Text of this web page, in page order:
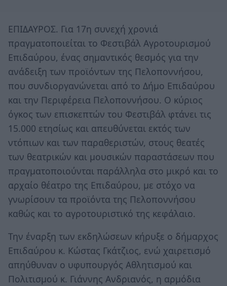
ΕΠΙΔΑΥΡΟΣ. Για 17η συνεχή χρονιά
πραγματοποιείται το Φεστιβάλ Αγροτουρισμού
Επιδαύρου, ένας σημαντικός θεσμός για την
ανάδειξη των προϊόντων της Πελοποννήσου,
που συνδιοργανώνεται από το Δήμο Επιδαύρου
και την Περιφέρεια Πελοποννήσου. Ο κύριος
όγκος των επισκεπτών του Φεστιβάλ φτάνει τις
15.000 ετησίως και απευθύνεται εκτός των
ντόπιων και των παραθεριστών, στους θεατές
των θεατρικών και μουσικών παραστάσεων που
πραγματοποιούνται παράλληλα στο μικρό και το
αρχαίο θέατρο της Επιδαύρου, με στόχο να
γνωρίσουν τα προϊόντα της Πελοποννήσου
καθώς και το αγροτουριστικό της κεφάλαιο.
Την έναρξη των εκδηλώσεων κήρυξε ο δήμαρχος
Επιδαύρου κ. Κώστας Γκάτζιος, ενώ χαιρετισμό
απηύθυναν ο υφυπουργός Αθλητισμού και
Πολιτισμού κ. Γιάννης Ανδριανός, η αρμόδια